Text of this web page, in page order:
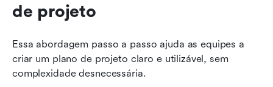
de projeto
Essa abordagem passo a passo ajuda as equipes a
criar um plano de projeto claro e utilizável, sem
complexidade desnecessária.